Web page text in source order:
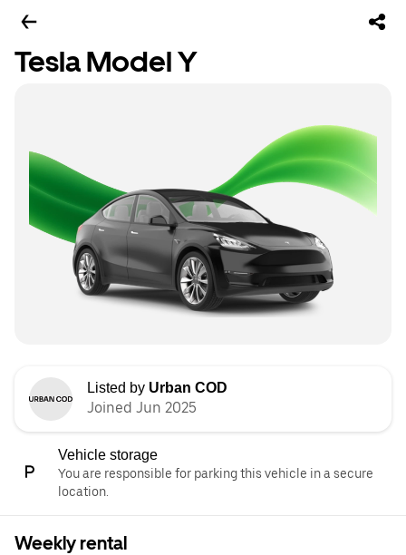
Tesla Model Y
Listed by Urban COD
Joined Jun 2025
Vehicle storage
You are responsible for parking this vehicle in a secure
location.
Weekly rental